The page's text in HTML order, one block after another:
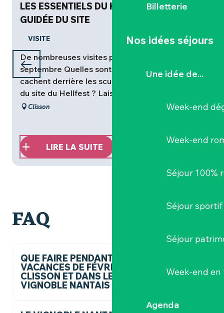
Billetterie
Nos idées séjours
Une idée de...
Week-end
Week-end
Séjour 100%
Séjour sportif
Séjour
Week-end
Agenda
LES ESSENTIELS DU HELLFEST - VISITE
GUIDÉE DU SITE
VISITE
De nombreuses visites programmées d’avril à
septembre Quelles sont les histoires qui se
cachent derrière les sculptures monumentales
du site du Hellfest ? Laissez-vous guider...
Clisson
LIRE LA SUITE
FAQ
QUE FAIRE PENDANT LES
VACANCES DE FÉVRIER À
CLISSON ET DANS LE
VIGNOBLE NANTAIS ?